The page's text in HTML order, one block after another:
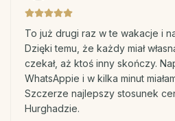
To już drugi raz w te wakacje i
Dzięki temu, że każdy miał
czekał, aż ktoś inny skończy.
WhatsAppie i w kilka minut
Szczerze najlepszy stosunek
Hurghadzie.